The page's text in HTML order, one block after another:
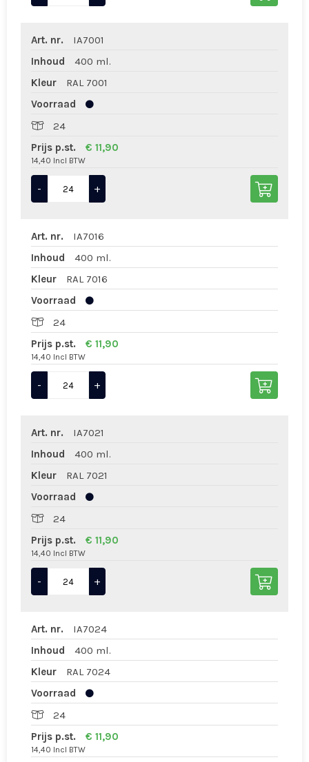
Art. nr.
IA7001
Inhoud
400 ml.
Kleur
RAL 7001
Voorraad
24
Prijs p.st.
€ 11,90
14,40 Incl BTW
- +
Art. nr.
IA7016
Inhoud
400 ml.
Kleur
RAL 7016
Voorraad
24
Prijs p.st.
€ 11,90
14,40 Incl BTW
- +
Art. nr.
IA7021
Inhoud
400 ml.
Kleur
RAL 7021
Voorraad
24
Prijs p.st.
€ 11,90
14,40 Incl BTW
- +
Art. nr.
IA7024
Inhoud
400 ml.
Kleur
RAL 7024
Voorraad
24
Prijs p.st.
€ 11,90
14,40 Incl BTW